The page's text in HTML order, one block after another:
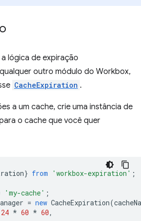
lógica de expiração
outro módulo do Workbox,
CacheExpiration .
a um cache, crie uma instância de
o cache que você quer
} from 'workbox-expiration' ;
'my-cache' ;
= new CacheExpiration(
24 * 60 * 60,